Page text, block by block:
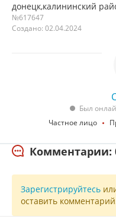
донецк,калининский
№617647
Создано: 02.04.2024
Был
Частное лицо
Комментарии:
Зарегистрируйтесь
оставить